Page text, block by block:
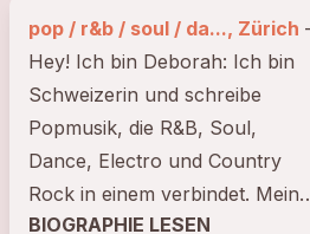
pop / r&b / soul / da..., Zürich
Hey! Ich bin Deborah: Ich bin
Schweizerin und schreibe
Popmusik, die R&B, Soul,
Dance, Electro und Country
Rock in einem verbindet. Meine
Songs erzählen von der Liebe –
BIOGRAPHIE LESEN